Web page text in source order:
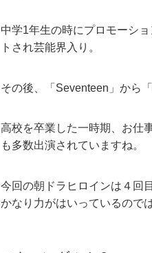
中学1年生の時にプロモーシ
トされ芸能界入り。
その後、「Seventeen」から
高校を卒業した一時期、お仕
も多数出演されていますね。
今回の朝ドラヒロインは４回
かなり力がはいっているので